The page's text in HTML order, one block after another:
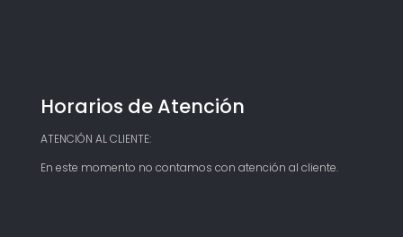
Horarios de Atención
ATENCIÓN AL CLIENTE:
En este momento no contamos con atención al cliente.